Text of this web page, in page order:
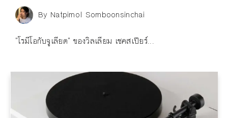
By Natpimol Somboonsinchai
"โรมีโอกับจูเลียต" ของวิลเลียม เชคสเปียร์...